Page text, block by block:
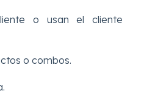
o usan el cliente
o combos.